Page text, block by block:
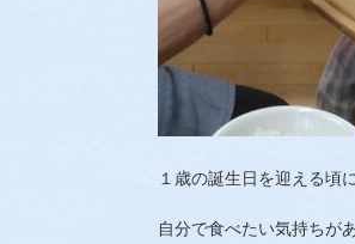
１歳の誕生日を迎える頃
自分で食べたい気持ちが